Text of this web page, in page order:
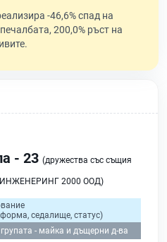
-46,6% спад на
200,0% ръст на
- 23 (дружества със същия
ИНЖЕНЕРИНГ 2000 ООД)
седалище, статус)
- майка и дъщерни д-ва